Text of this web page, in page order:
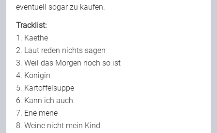
eventuell sogar zu kaufen.
Tracklist:
1. Kaethe
2. Laut reden nichts sagen
3. Weil das Morgen noch so ist
4. Königin
5. Kartoffelsuppe
6. Kann ich auch
7. Ene mene
8. Weine nicht mein Kind